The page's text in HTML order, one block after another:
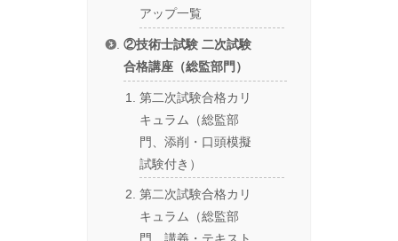
アップ一覧
②技術士試験 二次試験
合格講座（総監部門）
第二次試験合格カリ
キュラム（総監部
門、添削・口頭模擬
試験付き）
第二次試験合格カリ
キュラム（総監部